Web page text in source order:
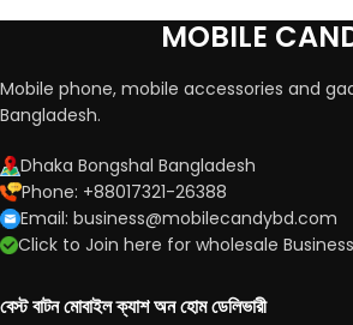
MOBILE
Mobile phone, mobile accessories and
Bangladesh.
Dhaka Bongshal Bangladesh
Phone: +88017321-26388
Email: business@mobilecandybd.com
Click to Join here for wholesale Business
বেস্ট বাটন মোবাইল ক্যাশ অন হোম ডেলিভারী